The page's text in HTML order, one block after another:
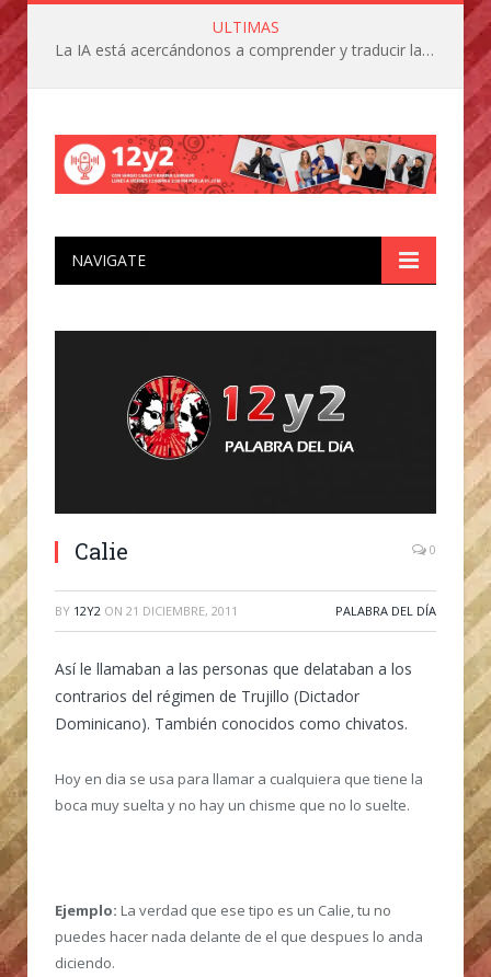
ULTIMAS
La IA está acercándonos a comprender y traducir las vocalizaciones y comportamientos de nuestras mascotas
NAVIGATE
Calie 0
BY 12Y2 ON 21 DICIEMBRE, 2011 PALABRA DEL DÍA
Así le llamaban a las personas que delataban a los
contrarios del régimen de Trujillo (Dictador
Dominicano). También conocidos como chivatos.
Hoy en dia se usa para llamar a cualquiera que tiene la
boca muy suelta y no hay un chisme que no lo suelte.
Ejemplo: La verdad que ese tipo es un Calie, tu no
puedes hacer nada delante de el que despues lo anda
diciendo.